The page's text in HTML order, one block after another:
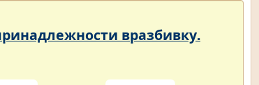
вразбивку.